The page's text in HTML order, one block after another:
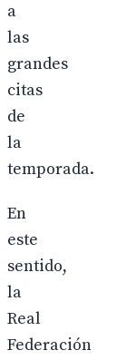
a
las
grandes
citas
de
la
temporada.
En
este
sentido,
la
Real
Federación